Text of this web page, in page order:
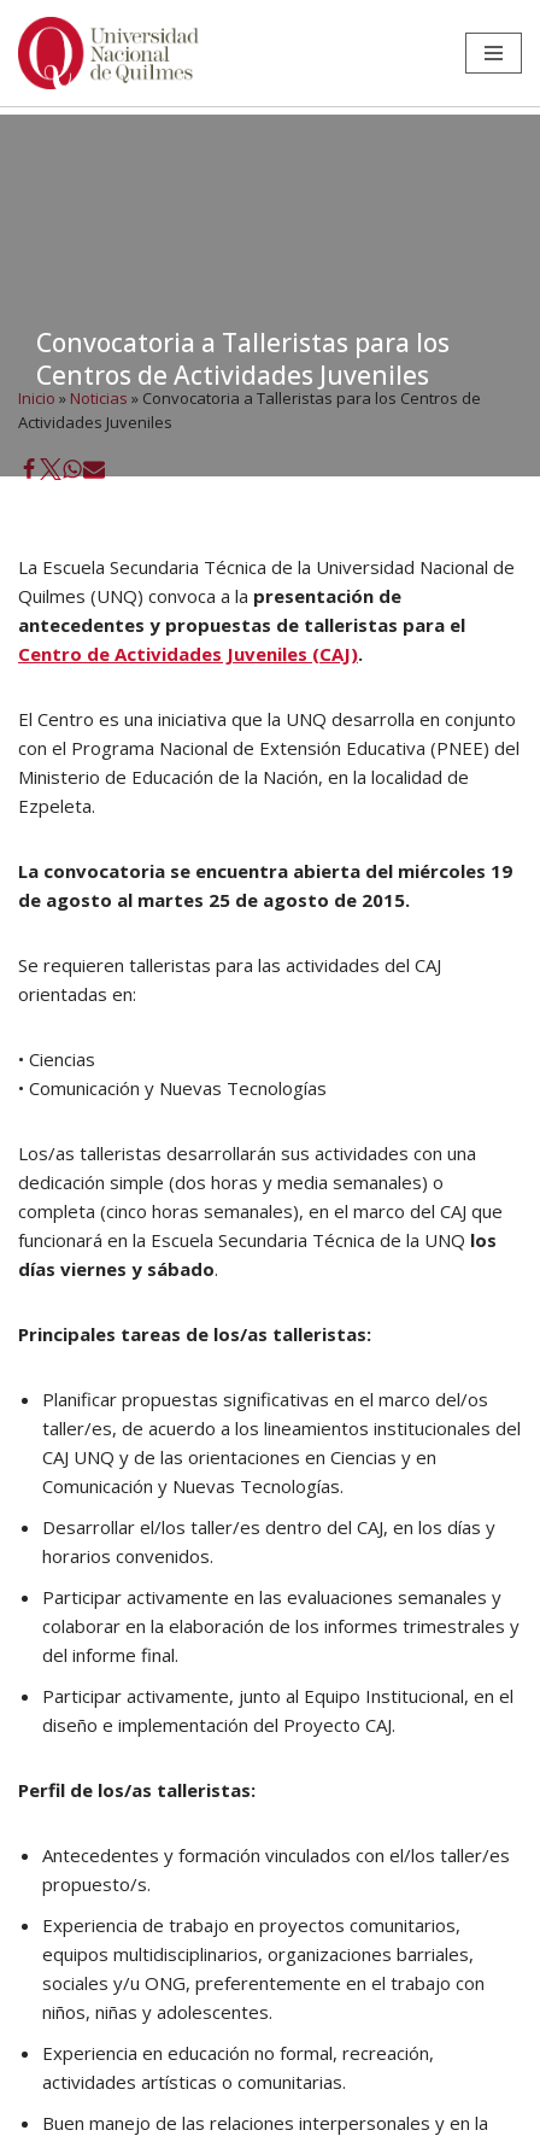
Ir
Convocatoria a Talleristas para los
Centros de Actividades Juveniles
Inicio » Noticias » Convocatoria a Talleristas para los Centros de
Actividades Juveniles
La Escuela Secundaria Técnica de la Universidad Nacional de
Quilmes (UNQ) convoca a la presentación de
antecedentes y propuestas de talleristas para el
Centro de Actividades Juveniles (CAJ).
El Centro es una iniciativa que la UNQ desarrolla en conjunto
con el Programa Nacional de Extensión Educativa (PNEE) del
Ministerio de Educación de la Nación, en la localidad de
Ezpeleta.
La convocatoria se encuentra abierta del miércoles 19
de agosto al martes 25 de agosto de 2015.
Se requieren talleristas para las actividades del CAJ
orientadas en:
• Ciencias
• Comunicación y Nuevas Tecnologías
Los/as talleristas desarrollarán sus actividades con una
dedicación simple (dos horas y media semanales) o
completa (cinco horas semanales), en el marco del CAJ que
funcionará en la Escuela Secundaria Técnica de la UNQ los
días viernes y sábado.
Principales tareas de los/as talleristas:
Planificar propuestas significativas en el marco del/os
taller/es, de acuerdo a los lineamientos institucionales del
CAJ UNQ y de las orientaciones en Ciencias y en
Comunicación y Nuevas Tecnologías.
Desarrollar el/los taller/es dentro del CAJ, en los días y
horarios convenidos.
Participar activamente en las evaluaciones semanales y
colaborar en la elaboración de los informes trimestrales y
del informe final.
Participar activamente, junto al Equipo Institucional, en el
diseño e implementación del Proyecto CAJ.
Perfil de los/as talleristas:
Antecedentes y formación vinculados con el/los taller/es
propuesto/s.
Experiencia de trabajo en proyectos comunitarios,
equipos multidisciplinarios, organizaciones barriales,
sociales y/u ONG, preferentemente en el trabajo con
niños, niñas y adolescentes.
Experiencia en educación no formal, recreación,
actividades artísticas o comunitarias.
Buen manejo de las relaciones interpersonales y en la